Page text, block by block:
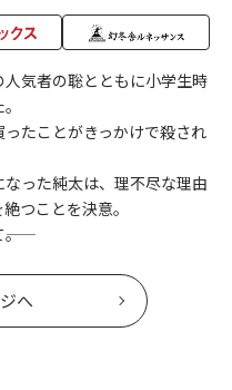
気者の聡とともに小学生時
たことがきっかけで殺され
った純太は、理不尽な理由
つことを決意。
。
へ